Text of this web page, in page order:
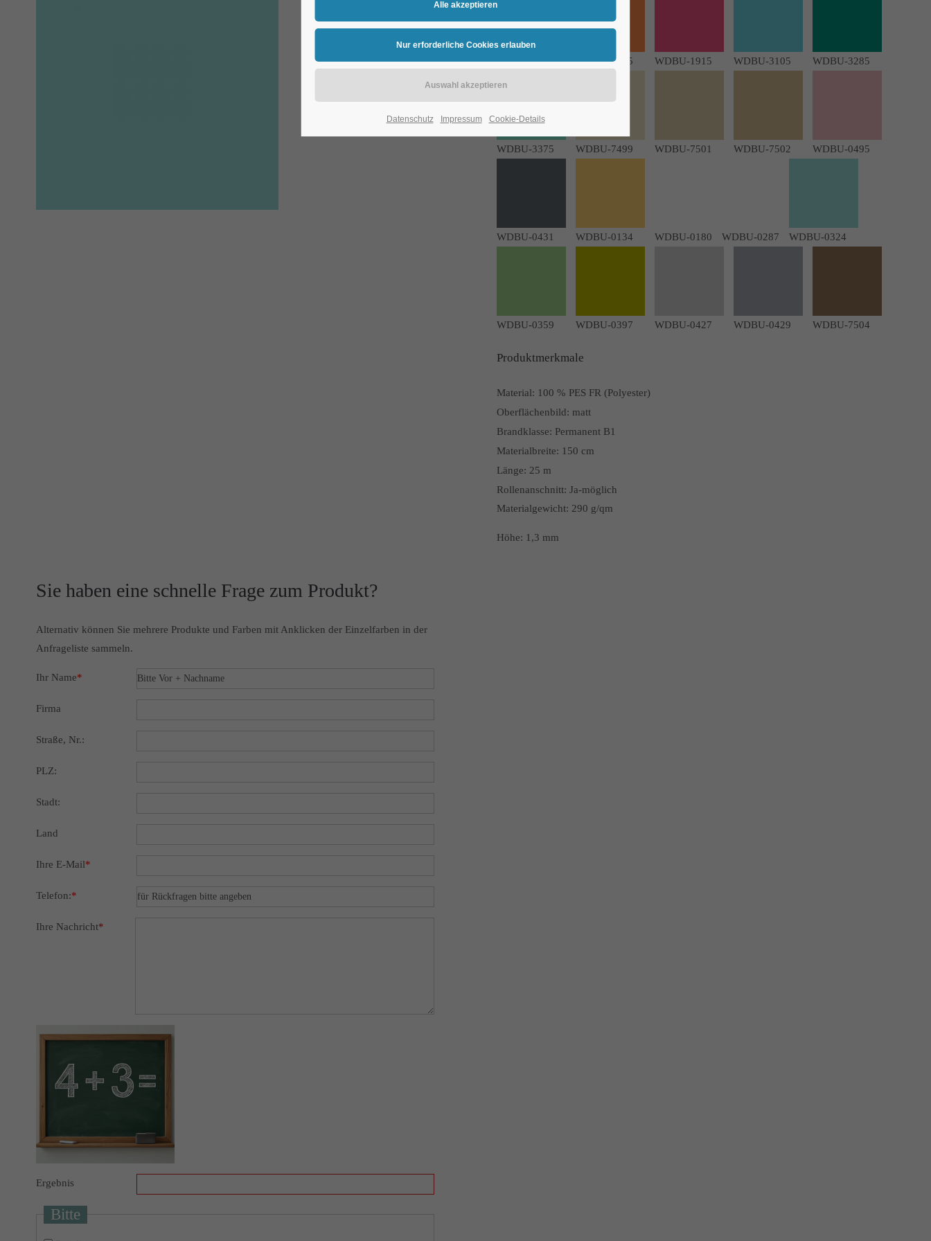
WDBU-0106 WDBU-1575 WDBU-1915 WDBU-3105 WDBU-3285
WDBU-3375 WDBU-7499 WDBU-7501 WDBU-7502 WDBU-0495
WDBU-0431 WDBU-0134 WDBU-0180 WDBU-0287 WDBU-0324
WDBU-0359 WDBU-0397 WDBU-0427 WDBU-0429 WDBU-7504
Produktmerkmale
Material: 100 % PES FR (Polyester)
Oberflächenbild: matt
Brandklasse: Permanent B1
Materialbreite: 150 cm
Länge: 25 m
Rollenanschnitt: Ja-möglich
Materialgewicht: 290 g/qm
Höhe: 1,3 mm
Sie haben eine schnelle Frage zum Produkt?
Alternativ können Sie mehrere Produkte und Farben mit Anklicken der Einzelfarben in der
Anfrageliste sammeln.
Ihr Name*
Firma
Straße, Nr.:
PLZ:
Stadt:
Land
Ihre E-Mail*
Telefon:*
Ihre Nachricht*
Ergebnis
Bitte
Datenschutz Impressum Cookie-Details